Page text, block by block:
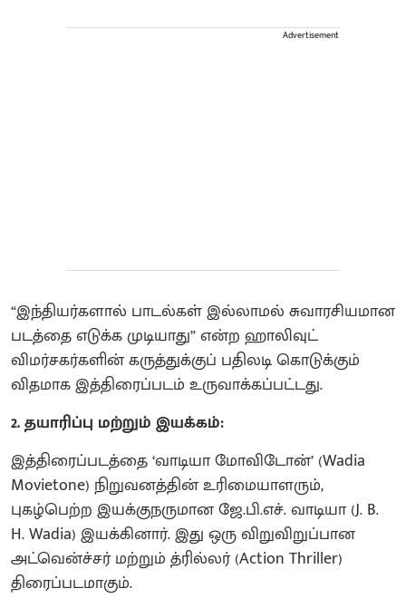
Advertisement
“இந்தியர்களால் பாடல்கள் இல்லாமல் சுவாரசியமான
படத்தை எடுக்க முடியாது” என்ற ஹாலிவுட்
விமர்சகர்களின் கருத்துக்குப் பதிலடி கொடுக்கும்
விதமாக இத்திரைப்படம் உருவாக்கப்பட்டது.
2. தயாரிப்பு மற்றும் இயக்கம்:
இத்திரைப்படத்தை ‘வாடியா மோவிடோன்’ (Wadia
Movietone) நிறுவனத்தின் உரிமையாளரும்,
புகழ்பெற்ற இயக்குநருமான ஜே.பி.எச். வாடியா (J. B.
H. Wadia) இயக்கினார். இது ஒரு விறுவிறுப்பான
அட்வென்ச்சர் மற்றும் த்ரில்லர் (Action Thriller)
திரைப்படமாகும்.